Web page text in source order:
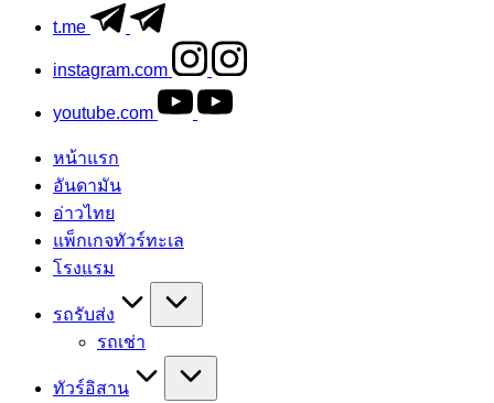
t.me
instagram.com
youtube.com
หน้าแรก
อันดามัน
อ่าวไทย
แพ็กเกจทัวร์ทะเล
โรงแรม
รถรับส่ง
รถเช่า
ทัวร์อิสาน